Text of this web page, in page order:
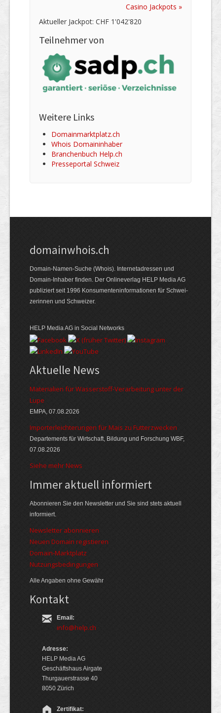
Casino Jackpots »
Aktueller Jackpot: CHF 1'042'820
Teilnehmer von
Weitere Links
Domainmarktplatz.ch
Whois Domaininhaber
Branchenbuch Help.ch
Presseportal Schweiz
domainwhois.ch
Domain-Namen-Suche (Whois). Internet­adressen und
Domain-Inhaber finden. Der Online­verlag HELP Media AG
publiziert seit 1996 Konsumenten­informationen für Schwei­
zerinnen und Schweizer.
HELP Media AG in Social Networks
Aktuelle News
Materialien für Wasserstoff-Verarbeitung unter der
Lupe
EMPA, 07.08.2026
Importerleichterungen für Mais zu Futterzwecken
Departements für Wirtschaft, Bildung und Forschung WBF,
07.08.2026
Siehe mehr News
Immer aktuell informiert
Abonnieren Sie den Newsletter und Sie sind stets aktuell
informiert.
Newsletter abonnieren
Neuen Domain registieren
Domain-Marktplatz
Nutzungsbedingungen
Alle Angaben ohne Gewähr
Kontakt
Email:
info@help.ch
Adresse:
HELP Media AG
Geschäftshaus Airgate
Thurgauerstrasse 40
8050 Zürich
Zertifikat: